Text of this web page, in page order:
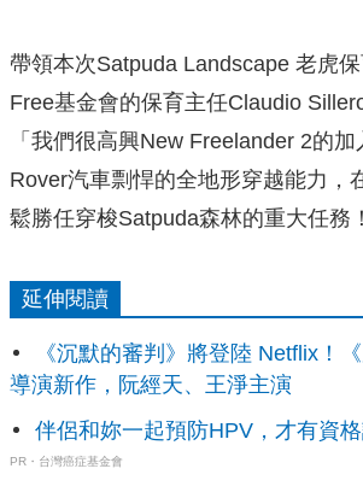
帶領本次Satpuda Landscape 老虎
Free基金會的保育主任Claudio
「我們很高興New Freelander 2的
Rover汽車剽悍的全地形穿越能力，
鬆勝任穿梭Satpuda森林的重大任務
延伸閱讀
《沉默的審判》將登陸 Netflix！
導演新作，阮經天、王淨主演
伴侶和妳一起預防HPV，才有資格
PR・台灣癌症基金會